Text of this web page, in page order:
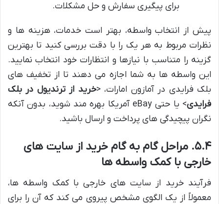
برای پیگیری سفارش و حل مشکلات.
پیش از انتخاب واسطه، بهتر است خدمات، هزینه ها و
نظرات مربوط به هر یک را با دقت بررسی کنید تا بهترین
گزینه را متناسب با نیازها و انتظارات خود انتخاب نمایید.
این واسطه ها به شما اجازه می دهند تا از تخفیف های
بلک فرایدی در آمازون امارات، <خرید از ترندیول در بلک
فرایدی
> یا حتی eBay آمریکا بهره مند شوید، بدون آنکه
نگران پیچیدگی های پرداخت و ارسال باشید.
۵.۴. مراحل گام به گام خرید از سایت های
خارجی با کمک واسطه ها
فرآیند خرید از سایت های خارجی با کمک واسطه ها،
معمولاً از یک الگوی مشخص پیروی می کند که آن را برای